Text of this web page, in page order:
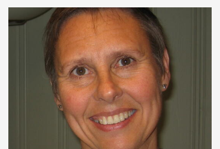
2015
2014
2013
2012
2011
2010